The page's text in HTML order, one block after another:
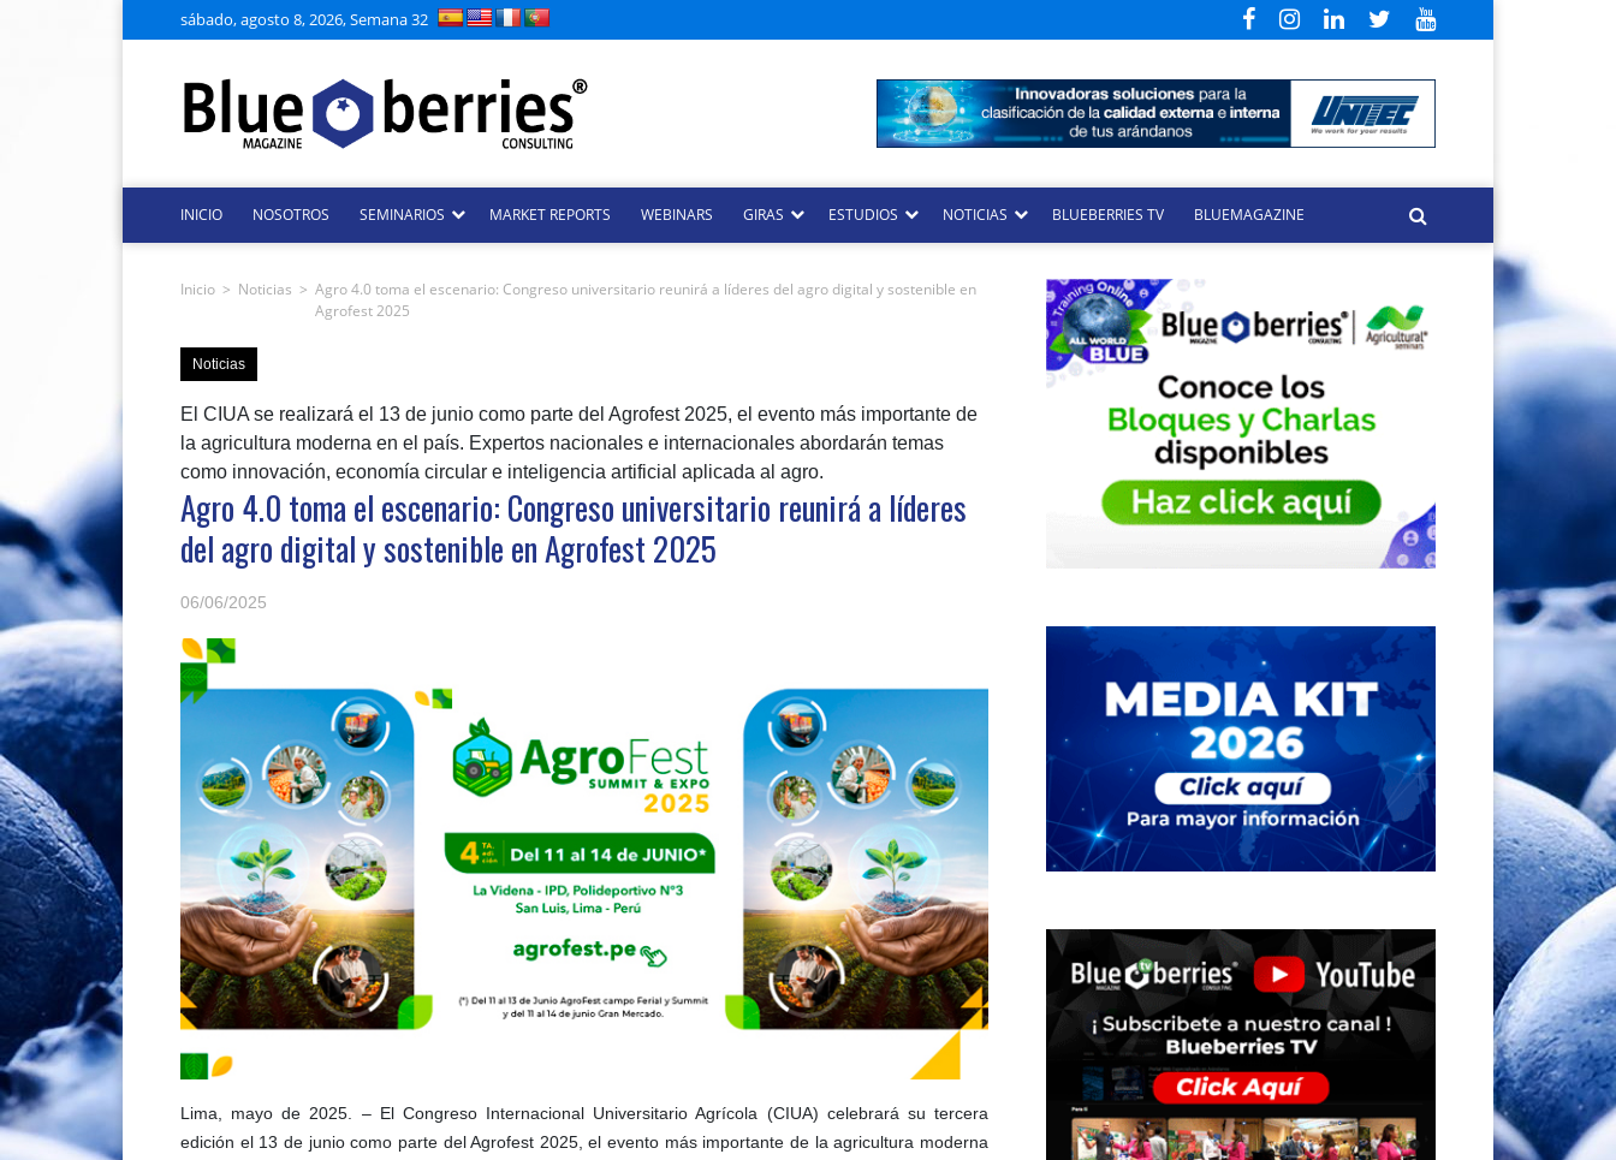
sábado, agosto 8, 2026, Semana 32
INICIO NOSOTROS SEMINARIOS MARKET REPORTS WEBINARS GIRAS ESTUDIOS NOTICIAS BLUEBERRIES TV BLUEMAGAZINE
Inicio > Noticias > Agro 4.0 toma el escenario: Congreso universitario reunirá a líderes del agro digital y sostenible en
Agrofest 2025
Noticias
El CIUA se realizará el 13 de junio como parte del Agrofest 2025, el evento más importante de
la agricultura moderna en el país. Expertos nacionales e internacionales abordarán temas
como innovación, economía circular e inteligencia artificial aplicada al agro.
Agro 4.0 toma el escenario: Congreso universitario reunirá a líderes
del agro digital y sostenible en Agrofest 2025
06/06/2025
Lima, mayo de 2025. – El Congreso Internacional Universitario Agrícola (CIUA) celebrará su tercera
edición el 13 de junio como parte del Agrofest 2025, el evento más importante de la agricultura moderna